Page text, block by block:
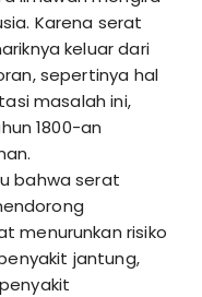
Karena serat
keluar dari
sepertinya hal
masalah ini,
1800-an
bahwa serat
menurunkan risiko
jantung,